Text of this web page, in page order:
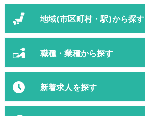
地域(市区町村・駅)から探す
職種・業種から探す
新着求人を探す